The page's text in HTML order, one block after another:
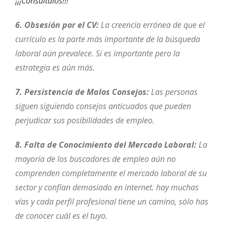
6. Obsesión por el CV:La creencia errónea de que el
currículo es la parte más importante de la búsqueda
laboral aún prevalece. Sí es importante pero la
estrategia es aún más.
7. Persistencia de Malos Consejos:Las personas
siguen siguiendo consejos anticuados que pueden
perjudicar sus posibilidades de empleo.
8. Falta de Conocimiento del Mercado Laboral:La
mayoría de los buscadores de empleo aún no
comprenden completamente el mercado laboral de su
sector y confían demasiado en internet. hay muchas
vías y cada perfil profesional tiene un camino, sólo has
de conocer cuál es el tuyo.